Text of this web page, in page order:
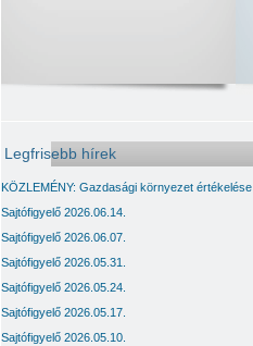
Legfrisebb hírek
KÖZLEMÉNY: Gazdasági környezet értékelése
Sajtófigyelő 2026.06.14.
Sajtófigyelő 2026.06.07.
Sajtófigyelő 2026.05.31.
Sajtófigyelő 2026.05.24.
Sajtófigyelő 2026.05.17.
Sajtófigyelő 2026.05.10.